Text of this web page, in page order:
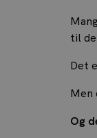
til
Det
Men
Og